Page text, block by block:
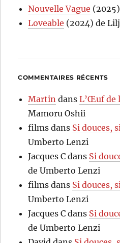
Nouvelle Vague
Loveable (2024) de
COMMENTAIRES RÉCENTS
Martin dansL’Œuf de
Mamoru Oshii
films dans Si douces,
Umberto Lenzi
Jacques C dans Si
de Umberto Lenzi
films dans Si douces,
Umberto Lenzi
Jacques C dans Si
de Umberto Lenzi